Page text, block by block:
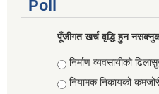
Poll
पूँजीगत खर्च वृद्धि हुन
Choices
निर्माण व्यवसायीको
नियामक निकायको